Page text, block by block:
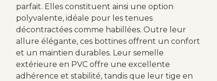
parfait. Elles constituent ainsi une option
polyvalente, idéale pour les tenues
décontractées comme habillées. Outre leur
allure élégante, ces bottines offrent un confort
et un maintien durables. Leur semelle
extérieure en PVC offre une excellente
adhérence et stabilité, tandis que leur tige en